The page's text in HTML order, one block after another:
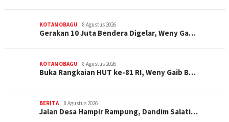
KOTAMOBAGU 8 Agustus 2026
Gerakan 10 Juta Bendera Digelar, Weny Ga…
KOTAMOBAGU 8 Agustus 2026
Buka Rangkaian HUT ke-81 RI, Weny Gaib B…
BERITA 8 Agustus 2026
Jalan Desa Hampir Rampung, Dandim Salati…